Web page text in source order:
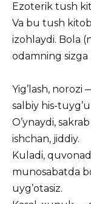
Ezoterik tush
Va bu tush
izohlaydi. Bola
odamning sizga
Yig’lash,
salbiy his-
O’ynaydi,
ishchan, jiddiy.
Kuladi,
munosabatda
uyg’otasiz.